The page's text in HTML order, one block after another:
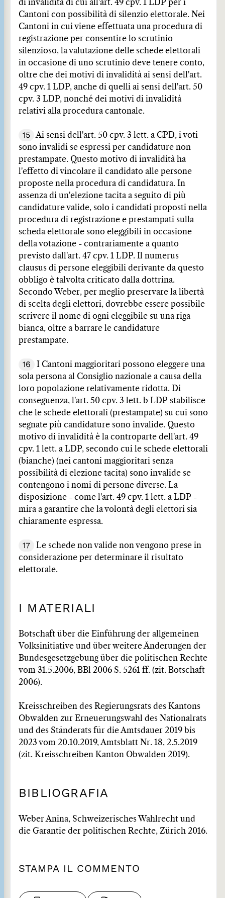
di invalidità di cui all'art. 49 cpv. 1 LDP per i
Cantoni con possibilità di silenzio elettorale. Nei
Cantoni in cui viene effettuata una procedura di
registrazione per consentire lo scrutinio
silenzioso, la valutazione delle schede elettorali
in occasione di uno scrutinio deve tenere conto,
oltre che dei motivi di invalidità ai sensi dell'art.
49 cpv. 1 LDP, anche di quelli ai sensi dell'art. 50
cpv. 3 LDP, nonché dei motivi di invalidità
relativi alla procedura cantonale.
15
Ai sensi dell'art. 50 cpv. 3 lett. a CPD, i voti
sono invalidi se espressi per candidature non
prestampate. Questo motivo di invalidità ha
l'effetto di vincolare il candidato alle persone
proposte nella procedura di candidatura. In
assenza di un'elezione tacita a seguito di più
candidature valide, solo i candidati proposti nella
procedura di registrazione e prestampati sulla
scheda elettorale sono eleggibili in occasione
della votazione - contrariamente a quanto
previsto dall'art. 47 cpv. 1 LDP. Il numerus
clausus di persone eleggibili derivante da questo
obbligo è talvolta criticato dalla dottrina.
Secondo Weber, per meglio preservare la libertà
di scelta degli elettori, dovrebbe essere possibile
scrivere il nome di ogni eleggibile su una riga
bianca, oltre a barrare le candidature
prestampate.
16
I Cantoni maggioritari possono eleggere una
sola persona al Consiglio nazionale a causa della
loro popolazione relativamente ridotta. Di
conseguenza, l'art. 50 cpv. 3 lett. b LDP stabilisce
che le schede elettorali (prestampate) su cui sono
segnate più candidature sono invalide. Questo
motivo di invalidità è la controparte dell'art. 49
cpv. 1 lett. a LDP, secondo cui le schede elettorali
(bianche) (nei cantoni maggioritari senza
possibilità di elezione tacita) sono invalide se
contengono i nomi di persone diverse. La
disposizione - come l'art. 49 cpv. 1 lett. a LDP -
mira a garantire che la volontà degli elettori sia
chiaramente espressa.
17
Le schede non valide non vengono prese in
considerazione per determinare il risultato
elettorale.
I MATERIALI
Botschaft über die Einführung der allgemeinen
Volksinitiative und über weitere Änderungen der
Bundesgesetzgebung über die politischen Rechte
vom 31.5.2006, BBl 2006 S. 5261 ff. (zit. Botschaft
2006).
Kreisschreiben des Regierungsrats des Kantons
Obwalden zur Erneuerungswahl des Nationalrats
und des Ständerats für die Amtsdauer 2019 bis
2023 vom 20.10.2019, Amtsblatt Nr. 18, 2.5.2019
(zit. Kreisschreiben Kanton Obwalden 2019).
BIBLIOGRAFIA
Weber Anina, Schweizerisches Wahlrecht und
die Garantie der politischen Rechte, Zürich 2016.
STAMPA IL COMMENTO